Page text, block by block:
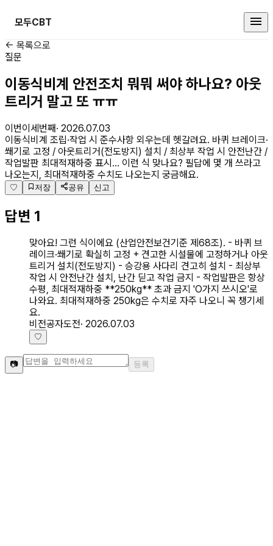
모두CBT
건설안전기사 커뮤니티
← 목록으로
질문
이동식비계 안전조치 뭐뭐 써야 하나요? 아웃
트리거 말고 또 ㅠㅠ
이번이세번째· 2026.07.03
이동식비계 조립·작업 시 준수사항 외우는데 헷갈려요. 바퀴 브레이크·
쐐기로 고정 / 아웃트리거(전도방지) 설치 / 최상부 작업 시 안전난간 /
작업발판 최대적재하중 표시… 이런 식 맞나요? 필답에 몇 개 쓰라고
나오는지, 최대적재하중 수치도 나오는지 궁금해요.
♡ 저장 공유 신고
답변 1
맞아요! 그런 식이에요 (산업안전보건기준 제68조). - 바퀴 브
레이크·쐐기로 확실히 고정 + 견고한 시설물에 고정하거나 아웃
트리거 설치(전도방지) - 승강용 사다리 견고히 설치 - 최상부
작업 시 안전난간 설치, 난간 딛고 작업 금지 - 작업발판은 항상
수평, 최대적재하중 **250kg** 초과 금지 'O가지 쓰시오'로
나와요. 최대적재하중 250kg은 수치로 자주 나오니 꼭 챙기세
요.
비전공자도전· 2026.07.03
♡
📷 등록